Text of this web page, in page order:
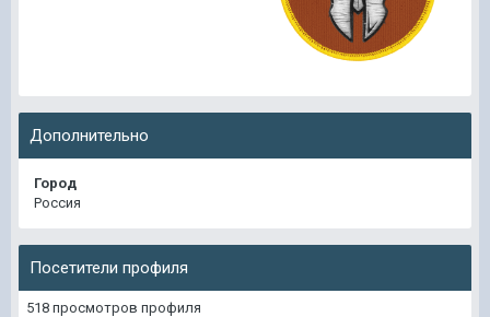
Дополнительно
Город
Россия
Посетители профиля
518 просмотров профиля